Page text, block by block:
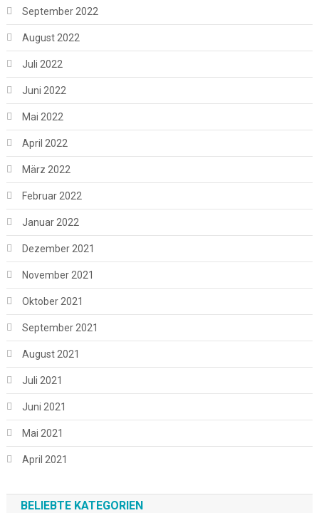
September 2022
August 2022
Juli 2022
Juni 2022
Mai 2022
April 2022
März 2022
Februar 2022
Januar 2022
Dezember 2021
November 2021
Oktober 2021
September 2021
August 2021
Juli 2021
Juni 2021
Mai 2021
April 2021
BELIEBTE KATEGORIEN